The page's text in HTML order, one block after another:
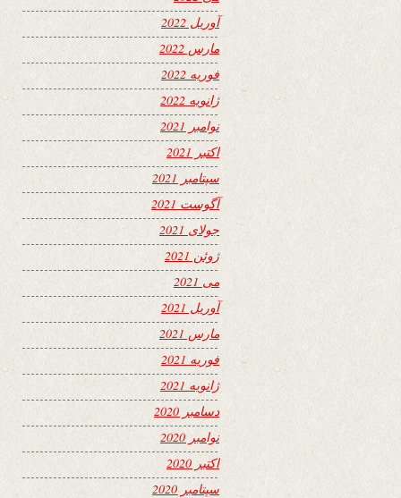
آوریل 2022
مارس 2022
فوریه 2022
ژانویه 2022
نوامبر 2021
اکتبر 2021
سپتامبر 2021
آگوست 2021
جولای 2021
ژوئن 2021
می 2021
آوریل 2021
مارس 2021
فوریه 2021
ژانویه 2021
دسامبر 2020
نوامبر 2020
اکتبر 2020
سپتامبر 2020